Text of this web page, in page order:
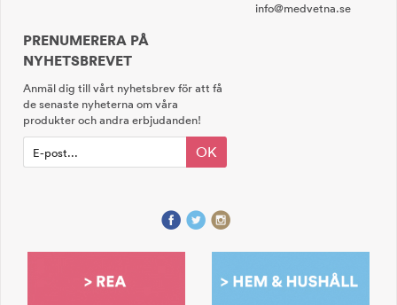
info@medvetna.se
PRENUMERERA PÅ
NYHETSBREVET
Anmäl dig till vårt nyhetsbrev för att få
de senaste nyheterna om våra
produkter och andra erbjudanden!
OK